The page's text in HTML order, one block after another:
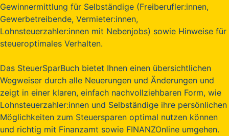
Gewinnermittlung für Selbständige (Freiberufler:innen,
Gewerbetreibende, Vermieter:innen,
Lohnsteuerzahler:innen mit Nebenjobs) sowie Hinweise für
steueroptimales Verhalten.
Das SteuerSparBuch bietet Ihnen einen übersichtlichen
Wegweiser durch alle Neuerungen und Änderungen und
zeigt in einer klaren, einfach nachvollziehbaren Form, wie
Lohnsteuerzahler:innen und Selbständige ihre persönlichen
Möglichkeiten zum Steuersparen optimal nutzen können
und richtig mit Finanzamt sowie FINANZOnline umgehen.